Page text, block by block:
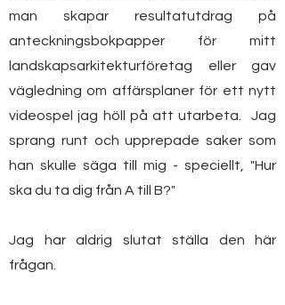
man skapar resultatutdrag på
anteckningsbokpapper för mitt
landskapsarkitekturföretag eller gav
vägledning om affärsplaner för ett nytt
videospel jag höll på att utarbeta.
Jag
sprang runt och upprepade saker som
han skulle säga till mig - speciellt, "Hur
ska du ta dig från A till B?"
Jag har aldrig slutat ställa den här
frågan.